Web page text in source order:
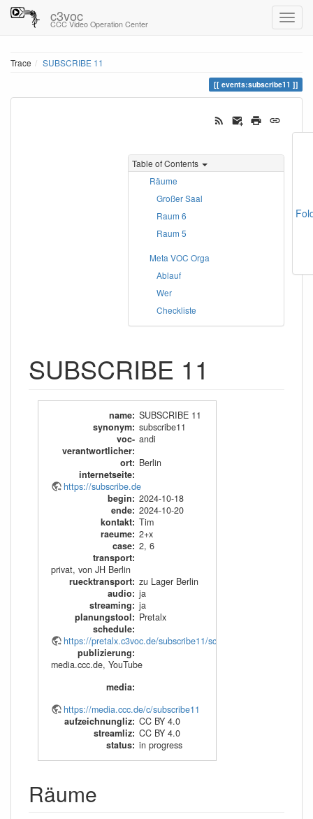
c3voc
CCC Video Operation Center
Trace SUBSCRIBE 11
events:subscribe11
Table of Contents
Räume
Großer Saal
Raum 6
Raum 5
Meta VOC Orga
Ablauf
Wer
Checkliste
SUBSCRIBE 11
name: SUBSCRIBE 11
synonym: subscribe11
voc-
verantwortlicher:
andi
ort: Berlin
internetseite:
https://subscribe.de
begin: 2024-10-18
ende: 2024-10-20
kontakt: Tim
raeume: 2+x
case: 2,6
transport:
privat, von JH Berlin
ruecktransport: zu Lager Berlin
audio: ja
streaming: ja
planungstool: Pretalx
schedule:
https://pretalx.c3voc.de/subscribe11/schedule/
publizierung:
media.ccc.de, YouTube
media:
https://media.ccc.de/c/subscribe11
aufzeichnungliz: CC BY 4.0
streamliz: CC BY 4.0
status: in progress
Räume